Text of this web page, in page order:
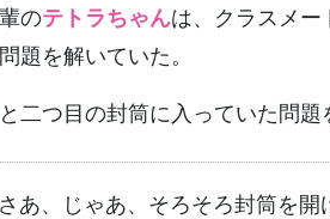
のテトラちゃんは、クラスメー
題を解いていた。
二つ目の封筒に入っていた問
さあ、じゃあ、そろそろ封筒を開